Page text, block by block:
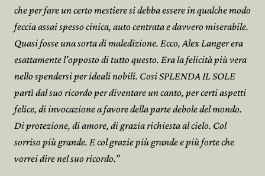
che per fare un certo mestiere si debba essere in qualche modo
feccia assai spesso cinica, auto centrata e davvero miserabile.
Quasi fosse una sorta di maledizione. Ecco, Alex Langer era
esattamente l'opposto di tutto questo. Era la felicità più vera
nello spendersi per ideali nobili. Cosi SPLENDA IL SOLE
partì dal suo ricordo per diventare un canto, per certi aspetti
felice, di invocazione a favore della parte debole del mondo.
Di protezione, di amore, di grazia richiesta al cielo. Col
sorriso più grande. E col grazie più grande e più forte che
vorrei dire nel suo ricordo.”